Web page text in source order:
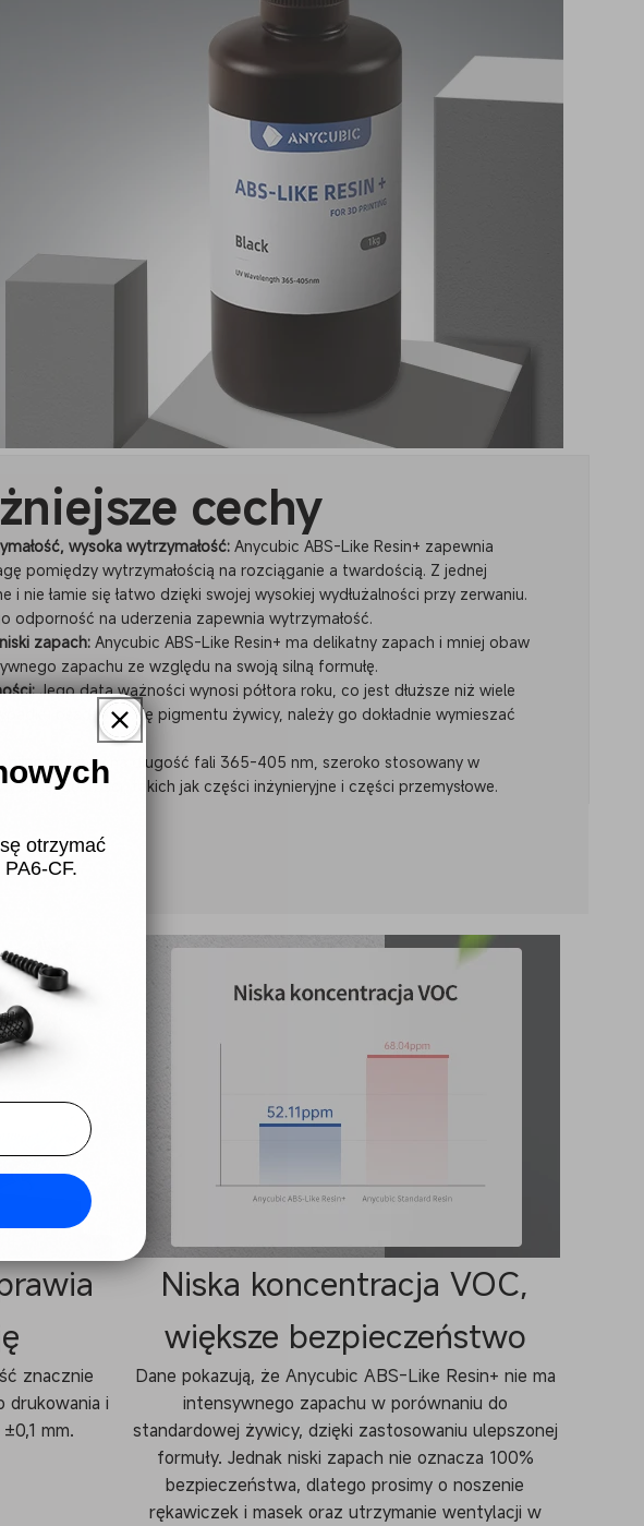
cechy
wysoka wytrzymałość: Anycubic ABS-Like Resin+ zapewnia
pomiędzy wytrzymałością na rozciąganie a twardością. Z jednej
i nie łamie się łatwo dzięki swojej wysokiej wydłużalności przy zerwaniu.
odporność na uderzenia zapewnia wytrzymałość.
zapach: Anycubic ABS-Like Resin+ ma delikatny zapach i mniej obaw
zapachu ze względu na swoją silną formułę.
Jego data ważności wynosi półtora roku, co jest dłuższe niż wiele
osadzania się pigmentu żywicy, należy go dokładnie wymieszać
Czuły na długość fali 365-405 nm, szeroko stosowany w
gęstości, takich jak części inżynieryjne i części przemysłowe.
znacznie
drukowania i
mm.
Niska koncentracja VOC,
większe bezpieczeństwo
Dane pokazują, że Anycubic ABS-Like Resin+ nie ma
intensywnego zapachu w porównaniu do
standardowej żywicy, dzięki zastosowaniu ulepszonej
formuły. Jednak niski zapach nie oznacza 100%
bezpieczeństwa, dlatego prosimy o noszenie
rękawiczek i masek oraz utrzymanie wentylacji w
otrzymać
CF.